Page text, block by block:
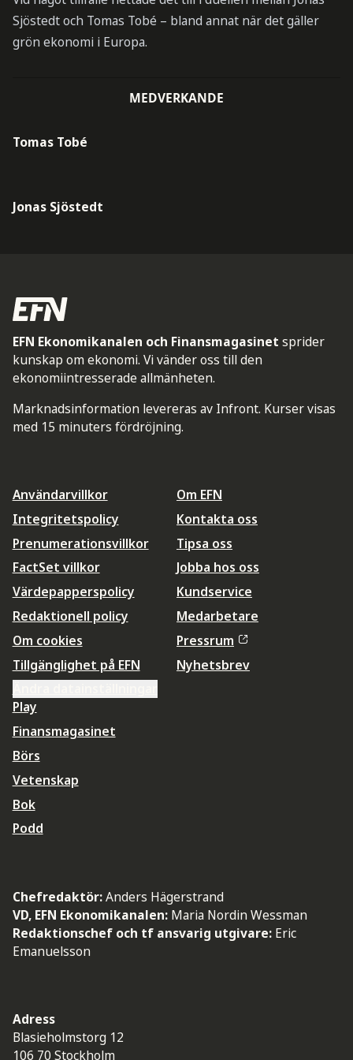
Sjöstedt och Tomas Tobé – bland annat när det gäller
grön ekonomi i Europa.
MEDVERKANDE
Tomas Tobé
Jonas Sjöstedt
EFN Ekonomikanalen och Finansmagasinet sprider
kunskap om ekonomi. Vi vänder oss till den
ekonomiintresserade allmänheten.
Marknadsinformation levereras av Infront. Kurser visas
med 15 minuters fördröjning.
Användarvillkor
Integritetspolicy
Prenumerationsvillkor
FactSet villkor
Värdepapperspolicy
Redaktionell policy
Om cookies
Tillgänglighet på EFN
Om EFN
Kontakta oss
Tipsa oss
Jobba hos oss
Kundservice
Medarbetare
Pressrum
Nyhetsbrev
Play
Finansmagasinet
Börs
Vetenskap
Bok
Podd
Chefredaktör:Anders Hägerstrand
VD, EFN Ekonomikanalen: Maria Nordin Wessman
Redaktionschef och tf ansvarig utgivare: Eric
Emanuelsson
Adress
Blasieholmstorg 12
106 70 Stockholm